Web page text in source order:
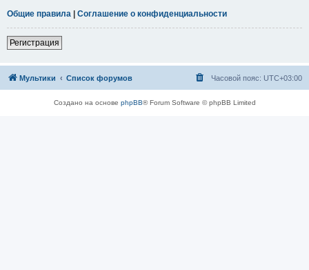
Общие правила | Соглашение о конфиденциальности
Регистрация
Мультики Список форумов Часовой пояс: UTC+03:00
Создано на основе phpBB® Forum Software © phpBB Limited